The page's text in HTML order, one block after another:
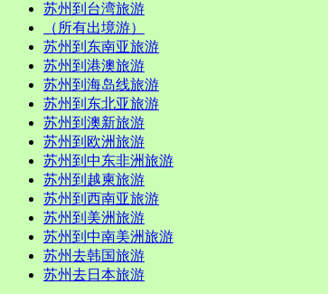
苏州到台湾旅游
（所有出境游）
苏州到东南亚旅游
苏州到港澳旅游
苏州到海岛线旅游
苏州到东北亚旅游
苏州到澳新旅游
苏州到欧洲旅游
苏州到中东非洲旅游
苏州到越柬旅游
苏州到西南亚旅游
苏州到美洲旅游
苏州到中南美洲旅游
苏州去韩国旅游
苏州去日本旅游